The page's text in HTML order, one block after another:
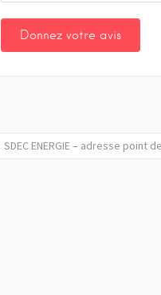
SDEC ENERGIE – adresse point